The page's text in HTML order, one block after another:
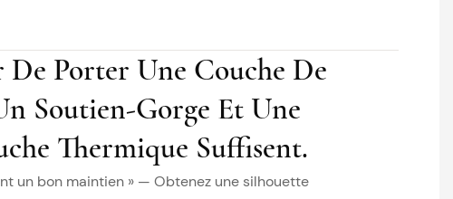
De Porter Une Couche De
Soutien-Gorge Et Une
Thermique Suffisent.
un bon maintien » — Obtenez une silhouette